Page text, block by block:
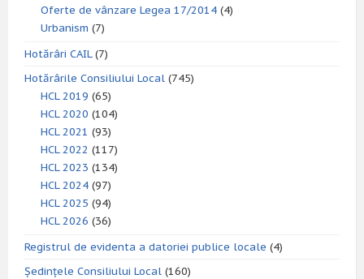
Oferte de vânzare Legea 17/2014 (4)
Urbanism (7)
Hotărâri CAIL(7)
Hotărârile Consiliului Local (745)
HCL 2019 (65)
HCL 2020 (104)
HCL 2021 (93)
HCL 2022 (117)
HCL 2023 (134)
HCL 2024 (97)
HCL 2025 (94)
HCL 2026 (36)
Registrul de evidenta a datoriei publice locale (4)
Ședințele Consiliului Local (160)